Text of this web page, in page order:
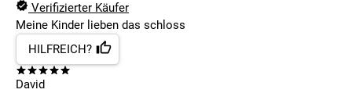
Verifizierter Käufer
Meine Kinder lieben das schloss
HILFREICH?
David